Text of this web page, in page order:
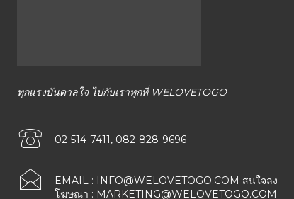
ทุกแรงบันดาลใจ ไปกับเราทุกที่ WELOVETOGO
02-514-7411, 082-828-9696
EMAIL : INFO@WELOVETOGO.COM สนใจลง
โฆษณา : MARKETING@WELOVETOGO.COM